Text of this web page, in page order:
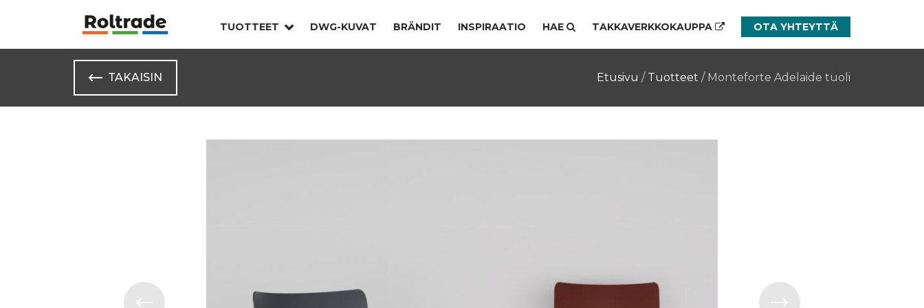
TUOTTEET DWG-KUVAT BRÄNDIT INSPIRAATIO HAE TAKKAVERKKOKAUPPA OTA YHTEYTTÄ
TAKAISIN Etusivu / Tuotteet / Monteforte Adelaide tuoli